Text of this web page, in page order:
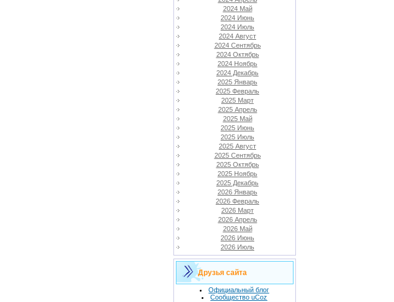
2024 Май
2024 Июнь
2024 Июль
2024 Август
2024 Сентябрь
2024 Октябрь
2024 Ноябрь
2024 Декабрь
2025 Январь
2025 Февраль
2025 Март
2025 Апрель
2025 Май
2025 Июнь
2025 Июль
2025 Август
2025 Сентябрь
2025 Октябрь
2025 Ноябрь
2025 Декабрь
2026 Январь
2026 Февраль
2026 Март
2026 Апрель
2026 Май
2026 Июнь
2026 Июль
Друзья сайта
Официальный блог
Сообщество uCoz